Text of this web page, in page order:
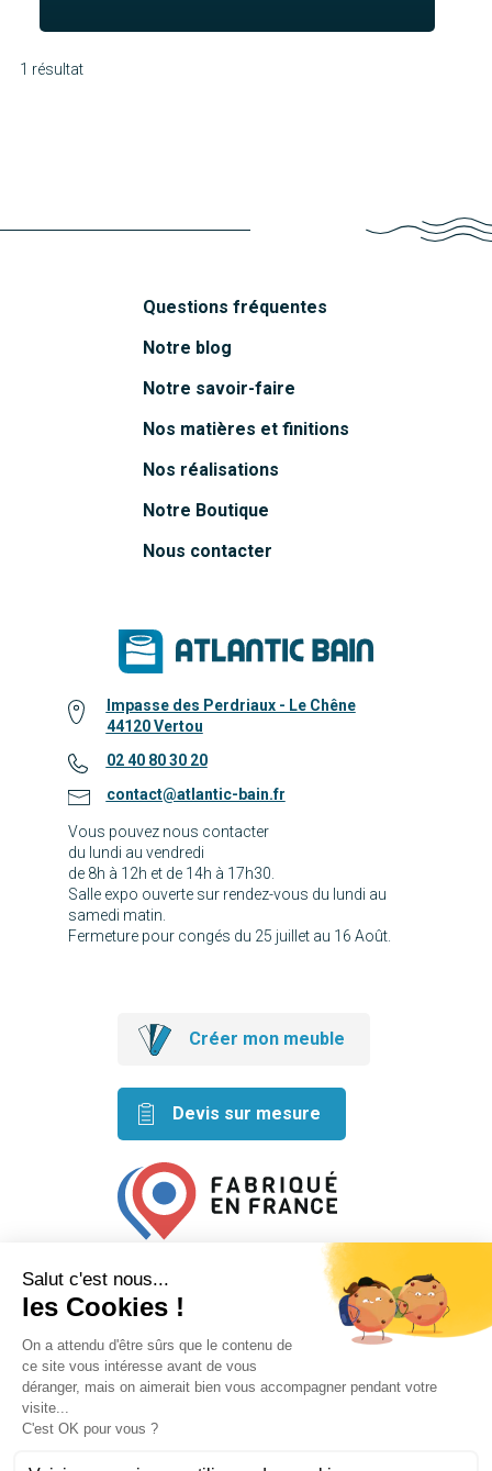
1 résultat
Questions fréquentes
Notre blog
Notre savoir-faire
Nos matières et finitions
Nos réalisations
Notre Boutique
Nous contacter
Impasse des Perdriaux - Le Chêne
44120 Vertou
02 40 80 30 20
contact@atlantic-bain.fr
Vous pouvez nous contacter
du lundi au vendredi
de 8h à 12h et de 14h à 17h30.
Salle expo ouverte sur rendez-vous du lundi au
samedi matin.
Fermeture pour congés du 25 juillet au 16 Août.
Créer mon meuble
Devis sur mesure
Retrouvez nos idées créatives
sur les réseaux